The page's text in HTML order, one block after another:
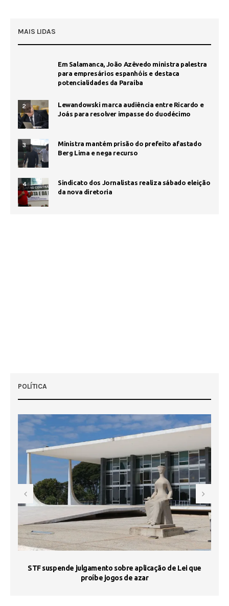
MAIS LIDAS
Em Salamanca, João Azêvedo ministra palestra
para empresários espanhóis e destaca
potencialidades da Paraíba
2
Lewandowski marca audiência entre Ricardo e
Joás para resolver impasse do duodécimo
3
Ministra mantém prisão do prefeito afastado
Berg Lima e nega recurso
4
Sindicato dos Jornalistas realiza sábado eleição
da nova diretoria
POLÍTICA
STF suspende julgamento sobre aplicação de Lei que
proíbe jogos de azar